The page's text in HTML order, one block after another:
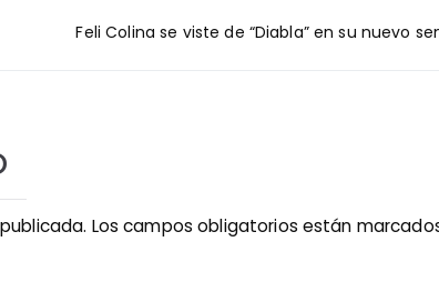
Feli Colina se viste de “Diabla” en su nuevo
Los campos obligatorios están